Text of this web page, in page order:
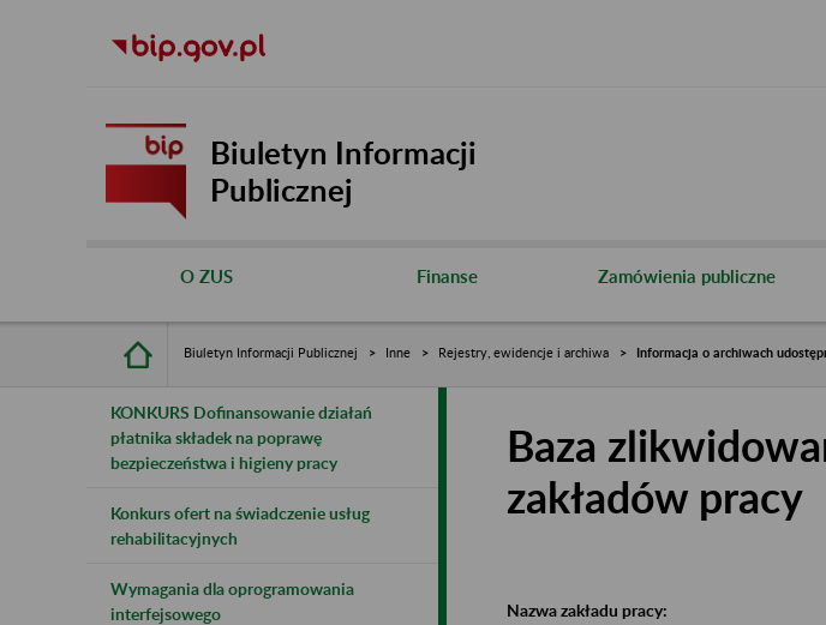
Biuletyn Informacji
Publicznej
O ZUS Finanse Zamówienia publiczne
Biuletyn Informacji Publicznej Inne Rejestry, ewidencje i archiwa Informacja o archiwach
KONKURS Dofinansowanie działań
płatnika składek na poprawę
bezpieczeństwa i higieny pracy
Konkurs ofert na świadczenie usług
rehabilitacyjnych
Wymagania dla oprogramowania
interfejsowego
Baza
zakładów pracy
Nazwa zakładu pracy: